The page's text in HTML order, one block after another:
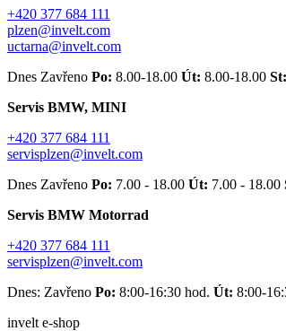
+420 377 684 111
plzen@invelt.com
uctarna@invelt.com
Dnes Zavřeno Po: 8.00-18.00 Út: 8.00-18.00 St:
Servis BMW, MINI
+420 377 684 111
servisplzen@invelt.com
Dnes Zavřeno Po: 7.00 - 18.00 Út: 7.00 - 18.00
Servis BMW Motorrad
+420 377 684 111
servisplzen@invelt.com
Dnes: Zavřeno Po: 8:00-16:30 hod. Út: 8:00-
invelt e-shop